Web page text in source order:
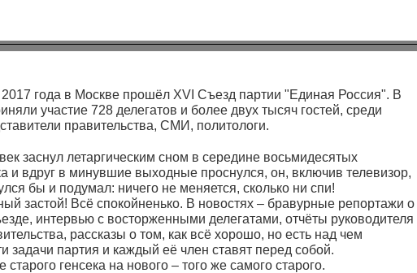
года в Москве прошёл XVI Съезд партии "Единая Россия". В
участие 728 делегатов и более двух тысяч гостей, среди
правительства, СМИ, политологи.
заснул летаргическим сном в середине восьмидесятых
и вдруг в минувшие выходные проснулся, он, включив телевизор,
бы и подумал: ничего не меняется, сколько ни спи!
застой! Всё спокойненько. В новостях – бравурные репортажи о
интервью с восторженными делегатами, отчёты руководителя
рассказы о том, как всё хорошо, но есть над чем
задачи партия и каждый её член ставят перед собой.
старого генсека на нового – того же самого старого.